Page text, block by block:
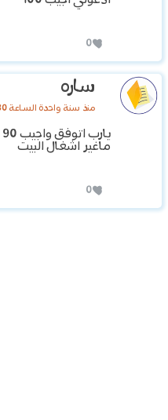
0
ساره
منذ سنة واحدة الساعة 15:30
ماغير اشغال البيت
0